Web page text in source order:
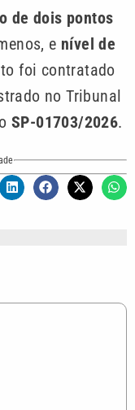
de dois pontos
e nível de
foi contratado
no Tribunal
SP-01703/2026.